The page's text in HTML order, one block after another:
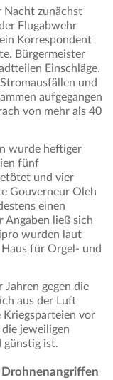
Nacht zunächst
Flugabwehr
Korrespondent
Bürgermeister
Einschläge.
und
aufgegangen
von mehr als 40
wurde heftiger
fünf
und vier
Gouverneur Oleh
einen
Angaben ließ sich
wurden laut
für Orgel- und
gegen die
aus der Luft
Kriegsparteien vor
jeweiligen
günstig ist.
Drohnenangriffen